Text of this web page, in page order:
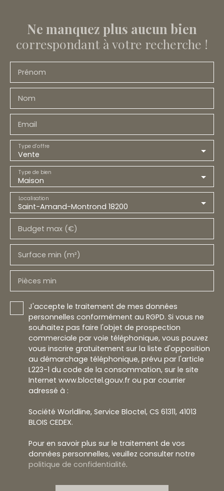
Ne manquez plus aucun bien
correspondant à votre recherche !
Prénom
Nom
Email
Vente
Type d'offre
Maison
Type de bien
Saint-Amand-Montrond 18200
Localisation
Budget max (€)
Surface min (m²)
Pièces min
J'accepte le traitement de mes données
personnelles conformément au RGPD. Si vous ne
souhaitez pas faire l'objet de prospection
commerciale par voie téléphonique, vous pouvez
vous inscrire gratuitement sur la liste d'opposition
au démarchage téléphonique, prévu par l'article
L223-1 du code de la consommation, sur le site
Internet www.bloctel.gouv.fr ou par courrier
adressé à :
Société Worldline, Service Bloctel, CS 61311, 41013
BLOIS CEDEX.
Pour en savoir plus sur le traitement de vos
données personnelles, veuillez consulter notre
politique de confidentialité.